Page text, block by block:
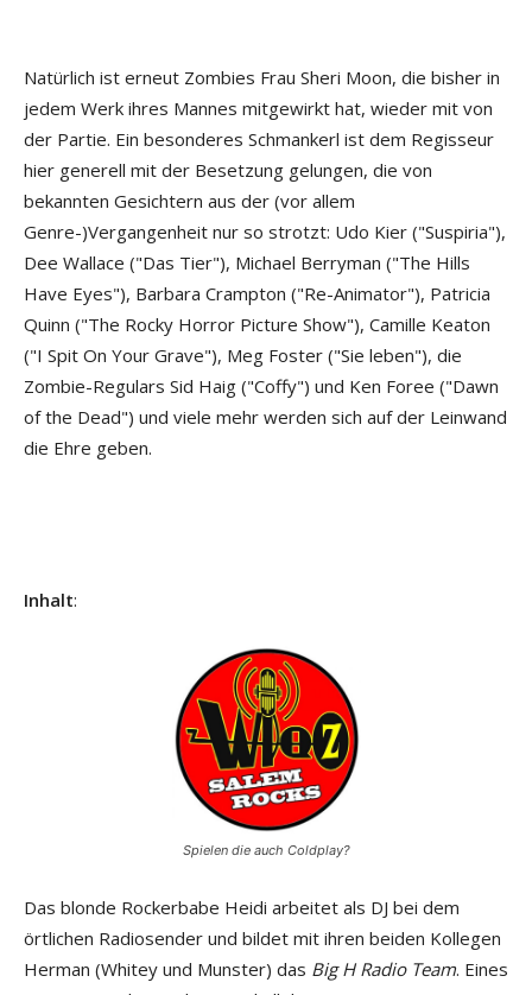
Natürlich ist erneut Zombies Frau Sheri Moon, die bisher in
jedem Werk ihres Mannes mitgewirkt hat, wieder mit von
der Partie. Ein besonderes Schmankerl ist dem Regisseur
hier generell mit der Besetzung gelungen, die von
bekannten Gesichtern aus der (vor allem
Genre-)Vergangenheit nur so strotzt: Udo Kier ("Suspiria"),
Dee Wallace ("Das Tier"), Michael Berryman ("The Hills
Have Eyes"), Barbara Crampton ("Re-Animator"), Patricia
Quinn ("The Rocky Horror Picture Show"), Camille Keaton
("I Spit On Your Grave"), Meg Foster ("Sie leben"), die
Zombie-Regulars Sid Haig ("Coffy") und Ken Foree ("Dawn
of the Dead") und viele mehr werden sich auf der Leinwand
die Ehre geben.
Inhalt:
Spielen die auch Coldplay?
Das blonde Rockerbabe Heidi arbeitet als DJ bei dem
örtlichen Radiosender und bildet mit ihren beiden Kollegen
Herman (Whitey und Munster) das Big H Radio Team. Eines